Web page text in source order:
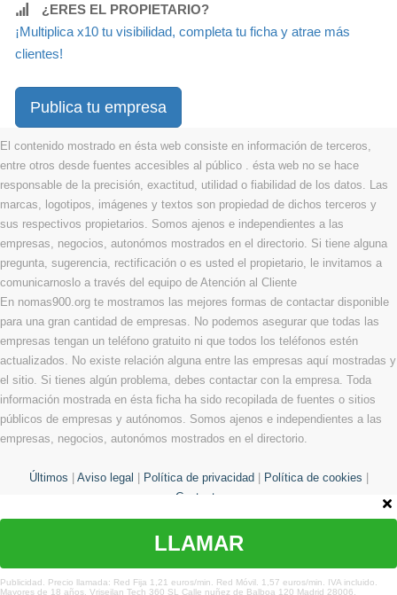
¿ERES EL PROPIETARIO?
¡Multiplica x10 tu visibilidad, completa tu ficha y atrae más
clientes!
Publica tu empresa
El contenido mostrado en ésta web consiste en información de terceros,
entre otros desde fuentes accesibles al público . ésta web no se hace
responsable de la precisión, exactitud, utilidad o fiabilidad de los datos. Las
marcas, logotipos, imágenes y textos son propiedad de dichos terceros y
sus respectivos propietarios. Somos ajenos e independientes a las
empresas, negocios, autonómos mostrados en el directorio. Si tiene alguna
pregunta, sugerencia, rectificación o es usted el propietario, le invitamos a
comunicarnoslo a través del equipo de Atención al Cliente
En nomas900.org te mostramos las mejores formas de contactar disponible
para una gran cantidad de empresas. No podemos asegurar que todas las
empresas tengan un teléfono gratuito ni que todos los teléfonos estén
actualizados. No existe relación alguna entre las empresas aquí mostradas y
el sitio. Si tienes algún problema, debes contactar con la empresa. Toda
información mostrada en ésta ficha ha sido recopilada de fuentes o sitios
públicos de empresas y autónomos. Somos ajenos e independientes a las
empresas, negocios, autonómos mostrados en el directorio.
Últimos Aviso legal Política de privacidad Política de cookies
Contacto
¿Te hemos ayudado?
LLAMAR
Publicidad. Precio llamada: Red Fija 1,21 euros/min. Red Móvil. 1,57 euros/min. IVA incluido.
Mayores de 18 años. Vriseilan Tech 360 SL Calle nuñez de Balboa 120 Madrid 28006.